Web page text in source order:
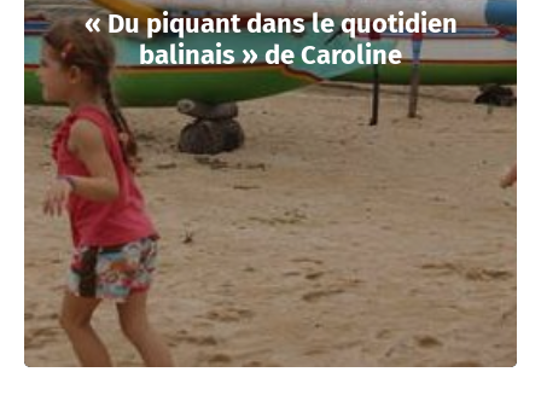
« Du piquant dans le quotidien
balinais » de Caroline